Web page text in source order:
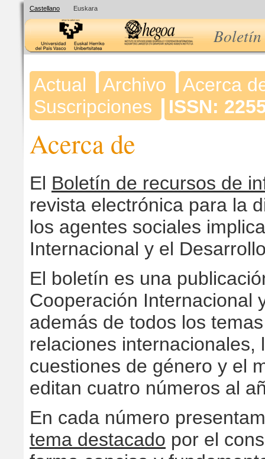
Castellano Euskara
Boletín
Actual Archivo
Acerca
Suscripciones
ISSN:
Acerca de
El Boletín de recursos de
revista electrónica para la
los agentes sociales
Internacional y el
El boletín es una
Cooperación Internacional
además de todos los
relaciones
cuestiones de género y el
editan cuatro números al
En cada número
tema destacado por el